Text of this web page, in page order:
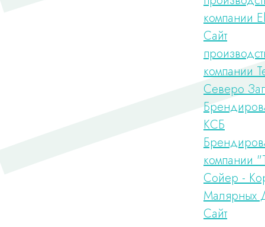
компании
Сайт
компании
Северо
КСБ
компании
Сойер -
Малярных
Сайт